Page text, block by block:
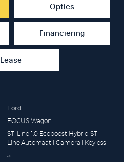
Opties
Financiering
Lease
Ford
FOCUS Wagon
ST-Line 1.0 Ecoboost Hybrid ST
Line Automaat l Camera l Keyless
5